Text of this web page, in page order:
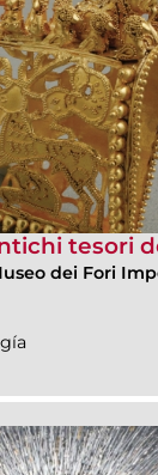
tesori
dei Fori